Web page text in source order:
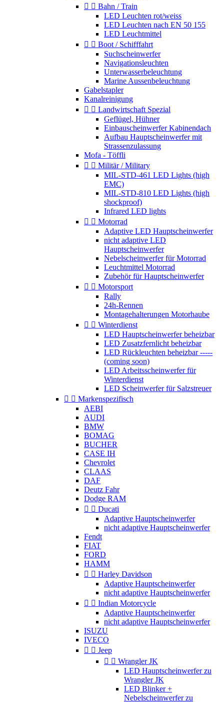
  Bahn / Train
LED Leuchten rot/weiss
LED Leuchten nach EN 50 155
LED Leuchtmittel
  Boot / Schifffahrt
Suchscheinwerfer
Navigationsleuchten
Unterwasserbeleuchtung
Marine Aussenbeleuchtung
Gabelstapler
Kanalreinigung
  Landwirtschaft Spezial
Geflügel, Hühner
Einbauscheinwerfer Kabinendach
Aufbau Hauptscheinwerfer mit
Strassenzulassung
Mofa - Töffli
  Militär / Military
MIL-STD-461 LED Lights (high
EMC)
MIL-STD-810 LED Lights (high
shockproof)
Infrared LED lights
  Motorrad
Adaptive LED Hauptscheinwerfer
nicht adaptive LED
Hauptscheinwerfer
Nebelscheinwerfer für Motorrad
Leuchtmittel Motorrad
Zubehör für Hauptscheinwerfer
  Motorsport
Rally
24h-Rennen
Montagehalterungen Motorhaube
  Winterdienst
LED Hauptscheinwerfer beheizbar
LED Zusatzfernlicht beheizbar
LED Rückleuchten beheizbar -----
(coming soon)
LED Arbeitsscheinwerfer für
Winterdienst
LED Scheinwerfer für Salzstreuer
  Markenspezifisch
AEBI
AUDI
BMW
BOMAG
BUCHER
CASE IH
Chevrolet
CLAAS
DAF
Deutz Fahr
Dodge RAM
  Ducati
Adaptive Hauptscheinwerfer
nicht adaptive Hauptscheinwerfer
Fendt
FIAT
FORD
HAMM
  Harley Davidson
Adaptive Hauptscheinwerfer
nicht adaptive Hauptscheinwerfer
  Indian Motorcycle
Adaptive Hauptscheinwerfer
nicht adaptive Hauptscheinwerfer
ISUZU
IVECO
  Jeep
  Wrangler JK
LED Hauptscheinwerfer zu
Wrangler JK
LED Blinker +
Nebelscheinwerfer zu